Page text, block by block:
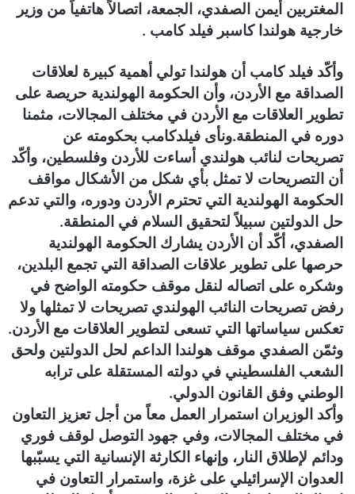
ي
ا
المغتربين أيمن الصفدي، الجمعة، اتصالاً هاتفياً من وزير
خارجية هولندا كاسبر فيلد كامب .
وأكّد فيلد كامب أن هولندا تولي أهمية كبيرة لعلاقات
الصداقة مع الأردن، وأن الحكومة الهولندية حريصة على
تطوير العلاقات مع الأردن في مختلف المجالات، مثمنا
دوره في المنطقة.ونأى فيلدكامب بحكومته عن
تصريحات لنائب هولندي أساءت للأردن وفلسطين، وأكّد
أن التصريحات لا تمثل بأي شكل من الأشكال مواقف
الحكومة الهولندية التي تحترم الأردن ودوره، والتي تدعم
حل الدولتين سبيلاً لتحقيق السلام في المنطقة.
الصفدي، أكّد أن الأردن يشارك الحكومة الهولندية
حرصها على تطوير علاقات الصداقة التي تجمع البلدين،
وشكره على اتصاله لنقل موقف حكومته الواضح في
رفض تصريحات النائب الهولندي تصريحات لا تمثلها ولا
تعكس سياساتها التي تسعى لتطوير العلاقات مع الأردن.
وثمّن الصفدي موقف هولندا الداعم لحل الدولتين ولحق
الشعب الفلسطيني في دولته المستقلة على ترابه
الوطني وفق القانون الدولي.
وأكد الوزيران استمرار العمل معاً من أجل تعزيز التعاون
في مختلف المجالات، وفي جهود التوصل لوقف فوري
ودائم لإطلاق النار، وإنهاء الكارثة الإنسانية التي يسبّبها
العدوان الإسرائيلي على غزة، واستمرار التعاون في